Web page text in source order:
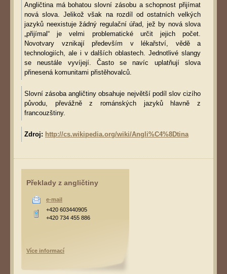
Angličtina má bohatou slovní zásobu a schopnost přijímat
nová slova. Jelikož však na rozdíl od ostatních velkých
jazyků neexistuje žádný regulační úřad, jež by nová slova
„přijímal“ je velmi problematické určit jejich počet.
Novotvary vznikají především v lékařství, vědě a
technologiích, ale i v dalších oblastech. Jednotlivé slangy
se neustále vyvíjejí. Často se navíc uplatňují slova
přinesená komunitami přistěhovalců.
Slovní zásoba angličtiny obsahuje největší podíl slov cizího
původu, převážně z románských jazyků hlavně z
francouzštiny.
Zdroj: http://cs.wikipedia.org/wiki/Angli%C4%8Dtina
Překlady z angličtiny
e-mail
+420 603440905
+420 734 455 886
Více informací